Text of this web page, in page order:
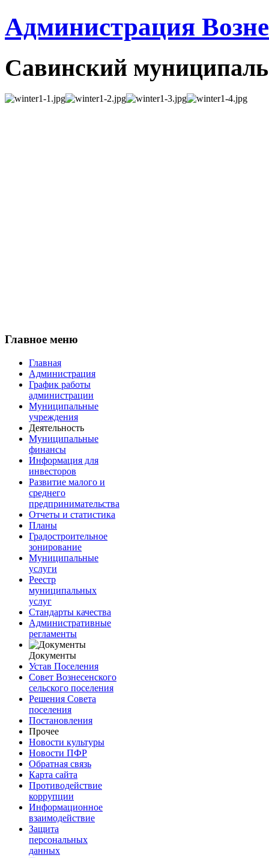
Администрация
Савинский
Главное меню
Главная
Администрация
График работы
администрации
Муниципальные
учреждения
Деятельность
Муниципальные
финансы
Информация для
инвесторов
Развитие малого и
среднего
предпринимательства
Отчеты и статистика
Планы
Градостроительное
зонирование
Муниципальные
услуги
Реестр
муниципальных
услуг
Стандарты качества
Административные
регламенты
Документы
Устав Поселения
Совет Вознесенского
сельского поселения
Решения Совета
поселения
Постановления
Прочее
Новости культуры
Новости ПФР
Обратная связь
Карта сайта
Противодействие
коррупции
Информационное
взаимодействие
Защита
персональных
данных